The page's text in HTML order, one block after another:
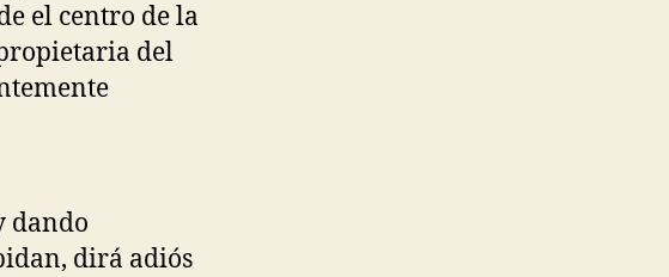
el centro de la
del
dando
dirá adiós